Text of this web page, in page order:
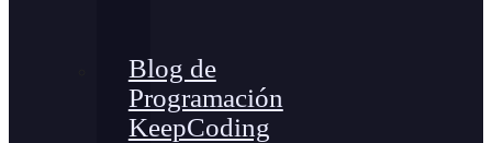
Blog de
Programación
KeepCoding